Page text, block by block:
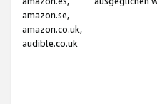
amazon.se,
amazon.co.uk,
audible.co.uk